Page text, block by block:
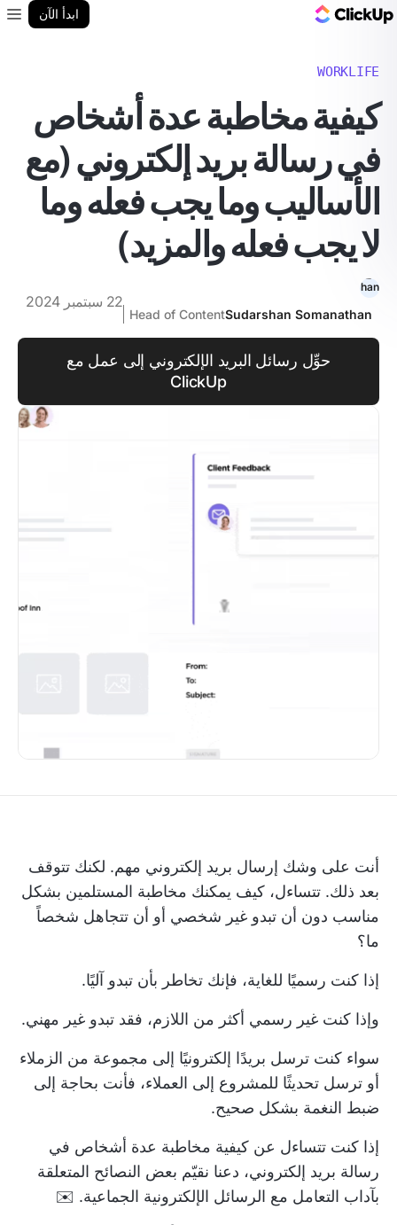
ابدأ الآن
WORKLIFE
كيفية مخاطبة عدة أشخاص
في رسالة بريد إلكتروني (مع
الأساليب وما يجب فعله وما
لا يجب فعله والمزيد)
Sudarshan Somanathan
Head of Content
22 سبتمبر 2024
حوِّل رسائل البريد الإلكتروني إلى عمل مع
ClickUp
أنت على وشك إرسال بريد إلكتروني مهم. لكنك تتوقف
بعد ذلك. تتساءل، كيف يمكنك مخاطبة المستلمين بشكل
مناسب دون أن تبدو غير شخصي أو أن تتجاهل شخصاً
ما؟
إذا كنت رسميًا للغاية، فإنك تخاطر بأن تبدو آليًا.
وإذا كنت غير رسمي أكثر من اللازم، فقد تبدو غير مهني.
سواء كنت ترسل بريدًا إلكترونيًا إلى مجموعة من الزملاء
أو ترسل تحديثًا للمشروع إلى العملاء، فأنت بحاجة إلى
ضبط النغمة بشكل صحيح.
إذا كنت تتساءل عن كيفية مخاطبة عدة أشخاص في
رسالة بريد إلكتروني، دعنا نقيّم بعض النصائح المتعلقة
بآداب التعامل مع الرسائل الإلكترونية الجماعية. ✉️